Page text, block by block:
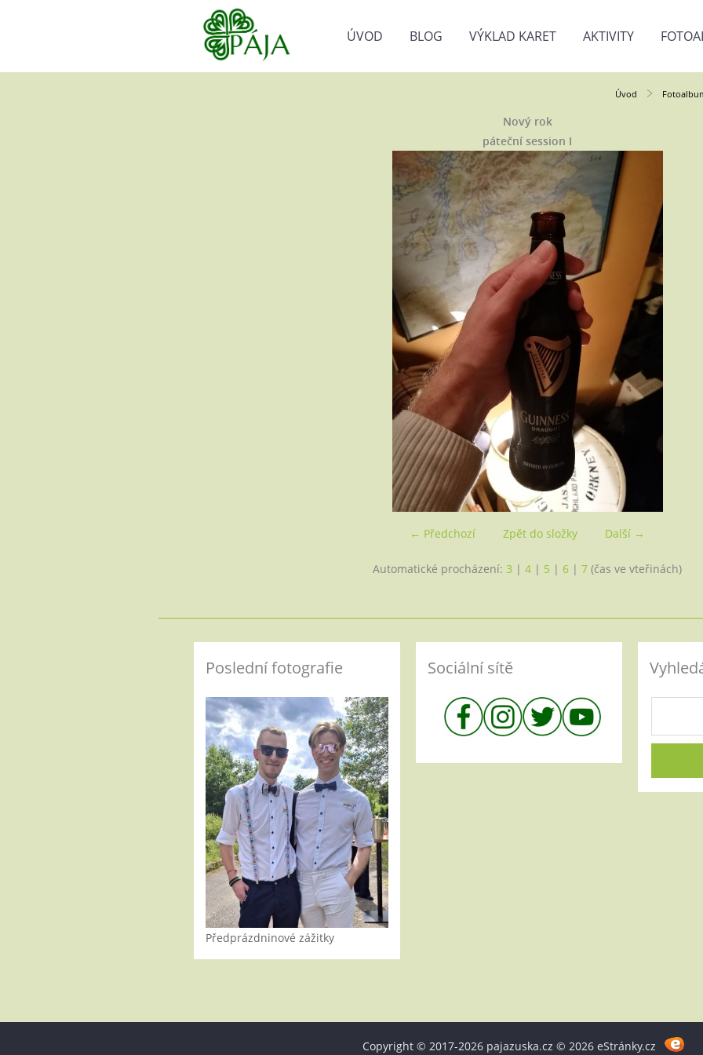
ÚVOD BLOG VÝKLAD KARET AKTIVITY
Úvod
Nový rok
páteční session I
← Předchozí Další →
Zpět do složky
Automatické procházení: 3 | 4 | 5 | 6 | 7 (čas ve vteřinách)
Poslední fotografie
Předprázdninové zážitky
Sociální sítě
Copyright © 2017-2026 pajazuska.cz © 2026 eStránky.cz